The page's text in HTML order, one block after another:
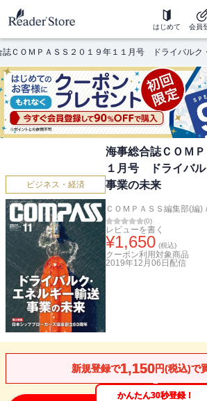
はじめて 会員
誌ＣＯＭＰＡＳＳ２０１９年１１月号 ドライバルク
ビジネス・経済
海事総合誌ＣＯＭ
１月号 ドライバル
事業の未来
ＣＯＭＰＡＳＳ編集部(編) /
(0)
レビューを書く
¥1,650 (税込)
クーポン利用対象商品
2019年12月06日 配信
新規登録で1,150円(税込)で
かんたん30秒登録！